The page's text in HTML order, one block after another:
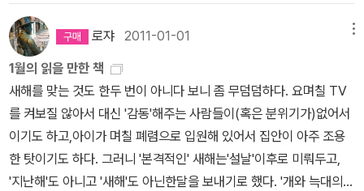
>를 중심으로 이야기를 하는꼭지와미국적인 영화를 소개하는 꼭지로
나뉘어 진다. 미국적인 영화로는 스파르타인들을 다룬 <300>이 거
론되는데, 역사는 무시해도 죽음을 두려워하지 않는 남성들의 전투란
것을 멋지게 잘 표현했다는 글이 참 재미있다.그외의 미국적인 영화
로는 <스팅>타입의 영화다. 이런 영화는'질 좋은 악이 머리를 써서
질 나쁜 악을 섬멸한다'는 줄거리를 가진다. 악당이 악당을 쳐부시지
만 그중에서도 좋은 악당이 있고 나쁜 악당이 존재한다. 이런 영화는
단순히 총을 마구잡이로 난사하는 영화가 아니라 탄탄한 스토리를 바
높아진 지금은 더욱 그렇다. 하지만, 말 그대로 따라하지는 못해도,
일하는 시간을 대략 2-3등분 하고 오전 4시간을 집중해서 일한 후 그
나머지의 오후 4시간 정도를 reserve로 삼아 특별히 바쁘지 않다면
책을 읽거나 서류정리, 간단한 상담, 이런 것들로 구성하여 일정이 잡
히면 어느 정도의 효율과 여유라는 두 마리 토끼를 잡을 수도 있다고
생각한다. 나같은 자영업자는 이런 삶이 가능한데, 내가 일을 끌고가
는 등의 방식으로 일정을 조정하고 확립할 수 있기 때문이다. 일반 직
장인이야 이건 거의 불가능한데, 나 역시 남의 일을 하던 시절엔 감히
로쟈 2011-01-01
1월의 읽을 만한 책
새해를 맞는 것도 한두 번이 아니다 보니 좀 무덤덤하다. 요며칠 TV
를 켜보질 않아서 대신 '감동'해주는 사람들이(혹은 분위기가)없어서
이기도 하고,아이가 며칠 폐렴으로 입원해 있어서 집안이 아주 조용
한 탓이기도 하다. 그러니 '본격적인' 새해는'설날'이후로 미뤄두고,
'지난해'도 아니고 '새해'도 아닌한달을 보내기로 했다. '개와 늑대의